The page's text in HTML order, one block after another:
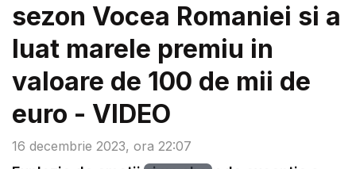
16 decembrie 2023, ora 22:07
sezon Vocea Romaniei si a
luat marele premiu in
valoare de 100 de mii de
euro - VIDEO